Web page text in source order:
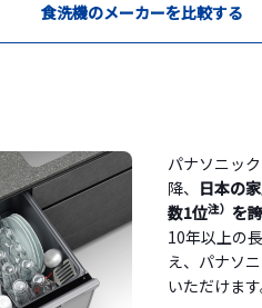
食洗機のメーカーを比較する
パナソニッ
降、 日本の
数1位注） を
10年以上の
え、パナソ
いただけます